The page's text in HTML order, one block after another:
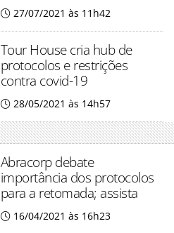
27/07/2021 às 11h42
Tour House cria hub de
protocolos e restrições
contra covid-19
28/05/2021 às 14h57
Abracorp debate
importância dos protocolos
para a retomada; assista
16/04/2021 às 16h23